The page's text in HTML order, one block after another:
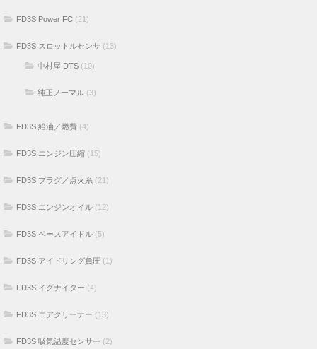
FD3S Power FC (21)
FD3S スロットルセンサ (13)
中村屋 DTS (10)
純正ノーマル (3)
FD3S 給油／燃費 (4)
FD3S エンジン圧縮 (15)
FD3S プラグ／点火系 (21)
FD3S エンジンオイル (12)
FD3S ベースアイドル (5)
FD3S アイドリング負圧 (1)
FD3S イグナイター (4)
FD3S エアクリーナー (13)
FD3S 吸気温度センサー (2)